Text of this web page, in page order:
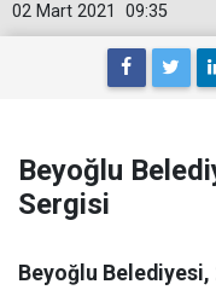
09:35
02 Mart 2021
Beyoğlu
Sergisi
Beyoğlu